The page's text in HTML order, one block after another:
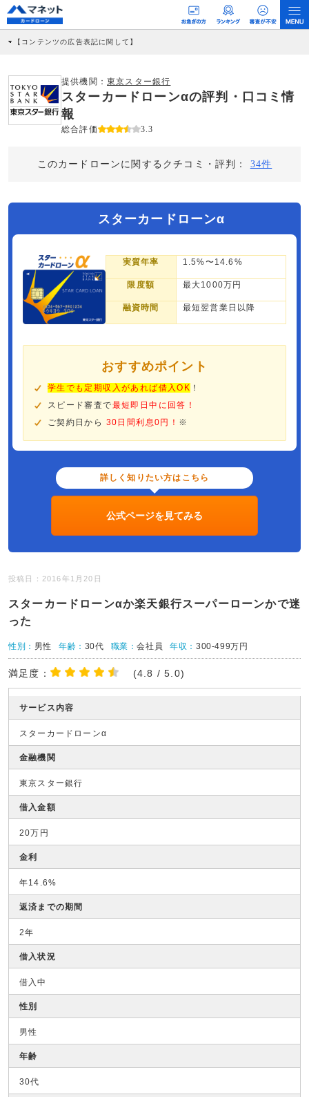
【コンテンツの広告表記に関して】
社に対して企業から紹介報酬が支払われるという収益モデルです。 ただし、特定の
商品を根拠なくPRするものではなく、当編集部の調査／ユーザーへの口コミ収集な
どに基づき、公平性を担保した情報提供を行っています。
>提携企業一覧
提供機関： 東京スター銀行
スターカードローンαの評判・口コミ情
報
総合評価 3.3
このカードローンに関するクチコミ・評判： 34件
スターカードローンα
実質年率 1.5%〜14.6%
限度額 最大1000万円
融資時間 最短翌営業日以降
おすすめポイント
学生でも定期収入があれば借入OK ！
スピード審査で最短即日中に回答！
ご契約日から 30日間利息0円！ ※
詳しく知りたい方はこちら
公式ページを見てみる
投稿日：2016年1月20日
スターカードローンαか楽天銀行スーパーローンかで迷
った
性別： 男性 年齢： 30代 職業：会社員 年収：300-499万円
満足度： (4.8 / 5.0)
サービス内容
スターカードローンα
金融機関
東京スター銀行
借入金額
20万円
金利
年14.6%
返済までの期間
2年
借入状況
借入中
性別
男性
年齢
30代